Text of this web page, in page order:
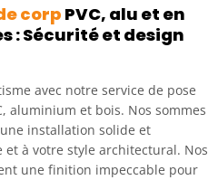
corpPVC, alu et en
:Sécurité et design
avec notre service de pose
aluminium et bois. Nos sommes
installation solide et
et à votre style architectural. Nos
une finition impeccable pour